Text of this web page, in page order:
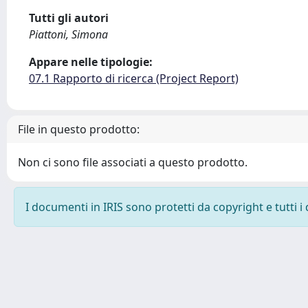
Tutti gli autori
Piattoni, Simona
Appare nelle tipologie:
07.1 Rapporto di ricerca (Project Report)
File in questo prodotto:
Non ci sono file associati a questo prodotto.
I documenti in IRIS sono protetti da copyright e tutti